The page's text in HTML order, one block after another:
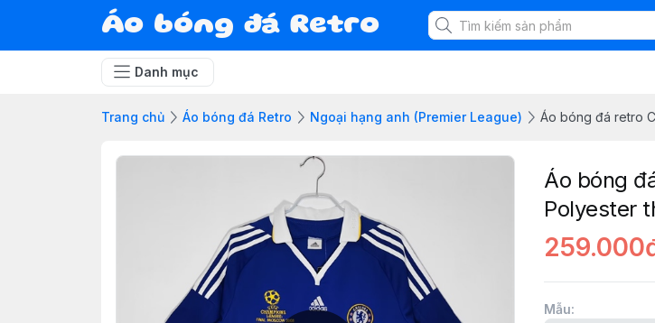
Áo bóng đá Retro
Danh mục
Trang chủ Áo bóng đá Retro Ngoại hạng anh (Premier League) Áo bóng đá retro
Áo bóng
Polyester
Mẫu: